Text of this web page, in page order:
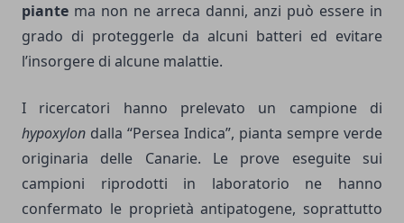
piante ma non ne arreca danni, anzi può essere in
grado di proteggerle da alcuni batteri ed evitare
l’insorgere di alcune malattie.
I ricercatori hanno prelevato un campione di
hypoxylon dalla “Persea Indica”, pianta sempre verde
originaria delle Canarie. Le prove eseguite sui
campioni riprodotti in laboratorio ne hanno
confermato le proprietà antipatogene, soprattutto